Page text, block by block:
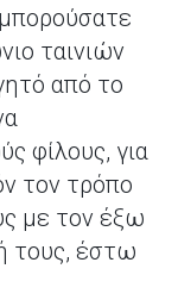
ταινιών
από το
φίλους, για
τον τρόπο
με τον έξω
τους, έστω